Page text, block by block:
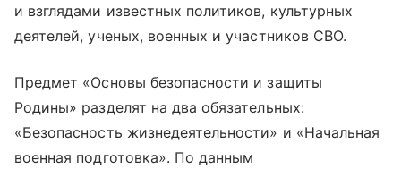
и взглядами известных политиков, культурных
деятелей, ученых, военных и участников СВО.
Предмет «Основы безопасности и защиты
Родины» разделят на два обязательных:
«Безопасность жизнедеятельности» и «Начальная
военная подготовка». По данным